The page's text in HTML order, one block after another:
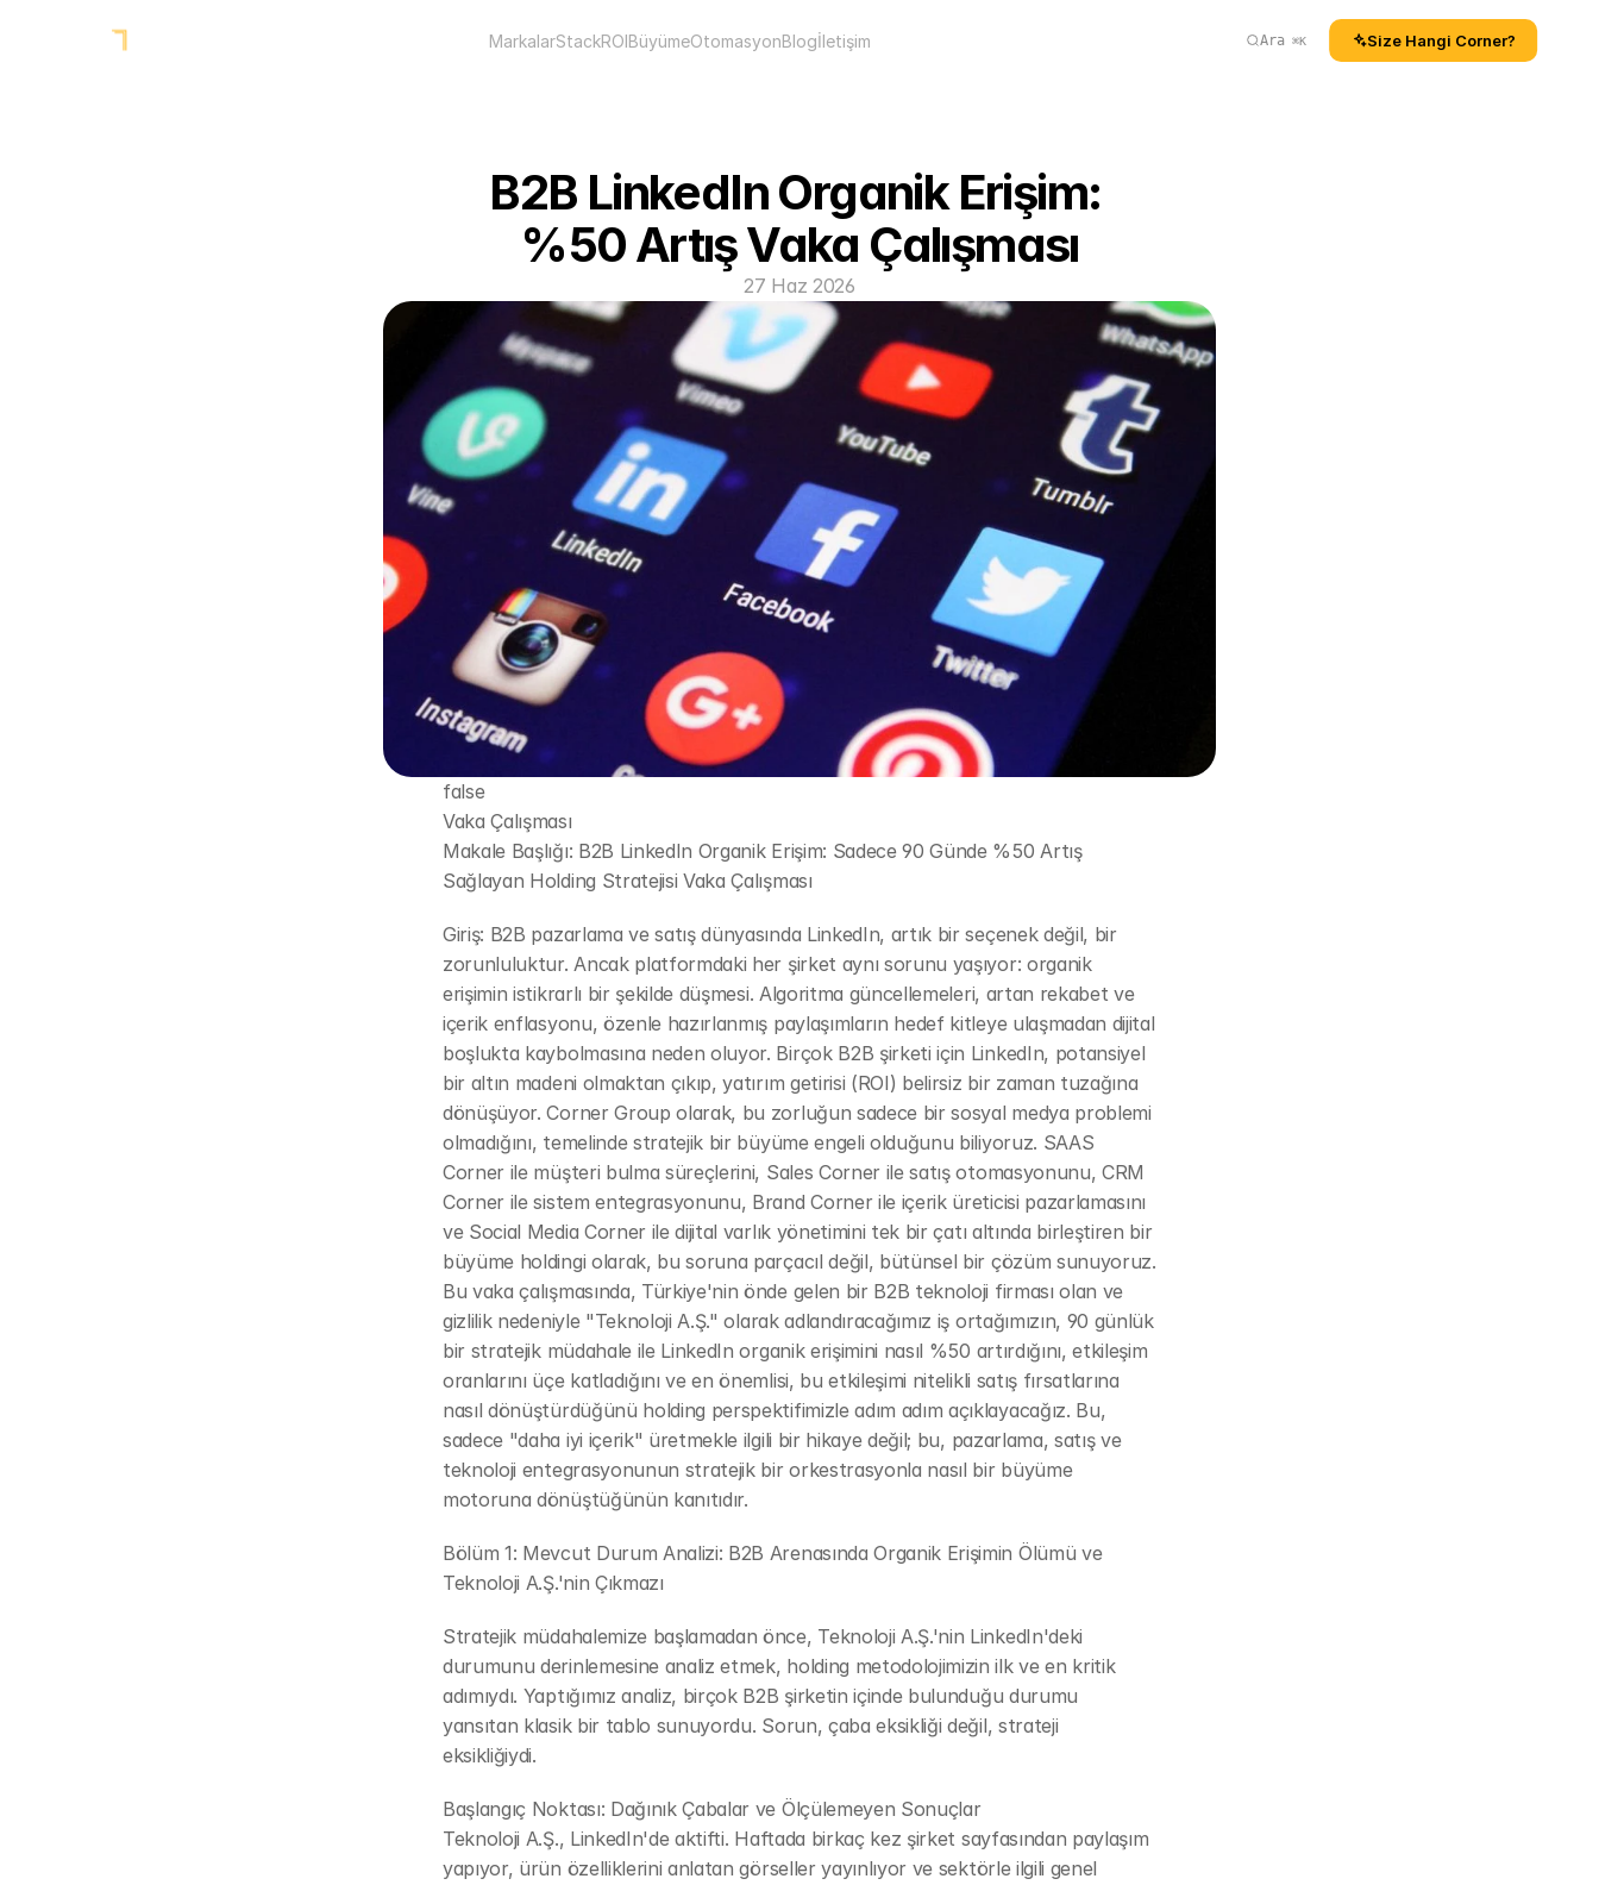
MarkalarStackROIBüyümeOtomasyonBlogİletişim Ara ⌘K Size Hangi Corner?
B2B LinkedIn Organik Erişim:
%50 Artış Vaka Çalışması
27 Haz 2026
false
Vaka Çalışması
Makale Başlığı: B2B LinkedIn Organik Erişim: Sadece 90 Günde %50 Artış
Sağlayan Holding Stratejisi Vaka Çalışması
Giriş: B2B pazarlama ve satış dünyasında LinkedIn, artık bir seçenek değil, bir
zorunluluktur. Ancak platformdaki her şirket aynı sorunu yaşıyor: organik
erişimin istikrarlı bir şekilde düşmesi. Algoritma güncellemeleri, artan rekabet ve
içerik enflasyonu, özenle hazırlanmış paylaşımların hedef kitleye ulaşmadan dijital
boşlukta kaybolmasına neden oluyor. Birçok B2B şirketi için LinkedIn, potansiyel
bir altın madeni olmaktan çıkıp, yatırım getirisi (ROI) belirsiz bir zaman tuzağına
dönüşüyor. Corner Group olarak, bu zorluğun sadece bir sosyal medya problemi
olmadığını, temelinde stratejik bir büyüme engeli olduğunu biliyoruz. SAAS
Corner ile müşteri bulma süreçlerini, Sales Corner ile satış otomasyonunu, CRM
Corner ile sistem entegrasyonunu, Brand Corner ile içerik üreticisi pazarlamasını
ve Social Media Corner ile dijital varlık yönetimini tek bir çatı altında birleştiren bir
büyüme holdingi olarak, bu soruna parçacıl değil, bütünsel bir çözüm sunuyoruz.
Bu vaka çalışmasında, Türkiye'nin önde gelen bir B2B teknoloji firması olan ve
gizlilik nedeniyle "Teknoloji A.Ş." olarak adlandıracağımız iş ortağımızın, 90 günlük
bir stratejik müdahale ile LinkedIn organik erişimini nasıl %50 artırdığını, etkileşim
oranlarını üçe katladığını ve en önemlisi, bu etkileşimi nitelikli satış fırsatlarına
nasıl dönüştürdüğünü holding perspektifimizle adım adım açıklayacağız. Bu,
sadece "daha iyi içerik" üretmekle ilgili bir hikaye değil; bu, pazarlama, satış ve
teknoloji entegrasyonunun stratejik bir orkestrasyonla nasıl bir büyüme
motoruna dönüştüğünün kanıtıdır.
Bölüm 1: Mevcut Durum Analizi: B2B Arenasında Organik Erişimin Ölümü ve
Teknoloji A.Ş.'nin Çıkmazı
Stratejik müdahalemize başlamadan önce, Teknoloji A.Ş.'nin LinkedIn'deki
durumunu derinlemesine analiz etmek, holding metodolojimizin ilk ve en kritik
adımıydı. Yaptığımız analiz, birçok B2B şirketin içinde bulunduğu durumu
yansıtan klasik bir tablo sunuyordu. Sorun, çaba eksikliği değil, strateji
eksikliğiydi.
Başlangıç Noktası: Dağınık Çabalar ve Ölçülemeyen Sonuçlar
Teknoloji A.Ş., LinkedIn'de aktifti. Haftada birkaç kez şirket sayfasından paylaşım
yapıyor, ürün özelliklerini anlatan görseller yayınlıyor ve sektörle ilgili genel